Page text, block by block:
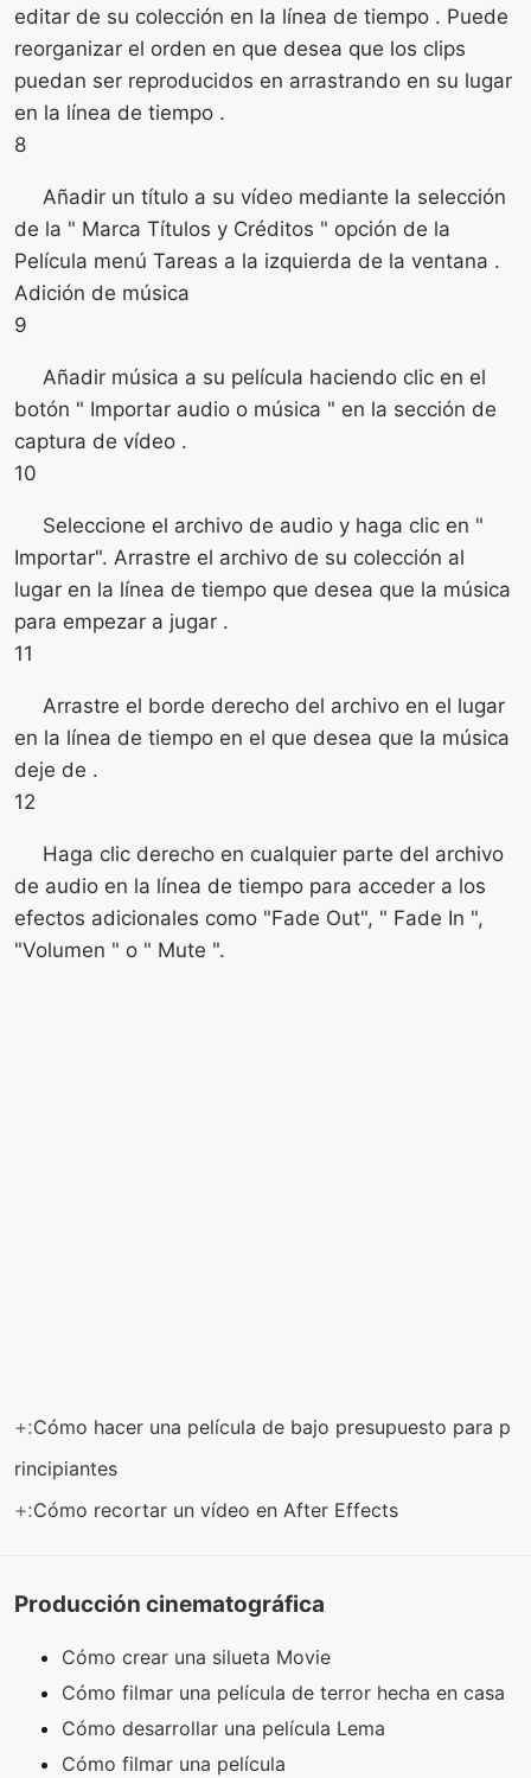
editar de su colección en la línea de tiempo . Puede
reorganizar el orden en que desea que los clips
puedan ser reproducidos en arrastrando en su lugar
en la línea de tiempo .
8
Añadir un título a su vídeo mediante la selección
de la " Marca Títulos y Créditos " opción de la
Película menú Tareas a la izquierda de la ventana .
Adición de música
9
Añadir música a su película haciendo clic en el
botón " Importar audio o música " en la sección de
captura de vídeo .
10
Seleccione el archivo de audio y haga clic en "
Importar". Arrastre el archivo de su colección al
lugar en la línea de tiempo que desea que la música
para empezar a jugar .
11
Arrastre el borde derecho del archivo en el lugar
en la línea de tiempo en el que desea que la música
deje de .
12
Haga clic derecho en cualquier parte del archivo
de audio en la línea de tiempo para acceder a los
efectos adicionales como "Fade Out", " Fade In ",
"Volumen " o " Mute ".
+:Cómo hacer una película de bajo presupuesto para p
rincipiantes
+:Cómo recortar un vídeo en After Effects
Producción cinematográfica
Cómo crear una silueta Movie
Cómo filmar una película de terror hecha en casa
Cómo desarrollar una película Lema
Cómo filmar una película